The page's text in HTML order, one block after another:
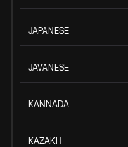
JAPANESE
JAVANESE
KANNADA
KAZAKH